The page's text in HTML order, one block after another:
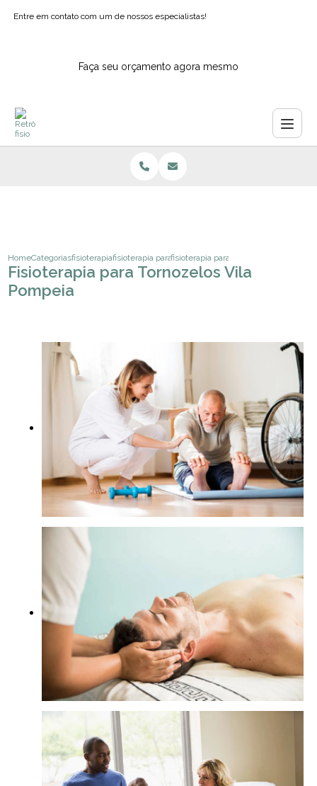
Entre em contato com um de nossos especialistas!
Faça seu orçamento agora mesmo
HomeCategoriasfisioterapiafisioterapia para ombrosfisioterapia para tornozelos vila
Fisioterapia para Tornozelos Vila
Pompeia